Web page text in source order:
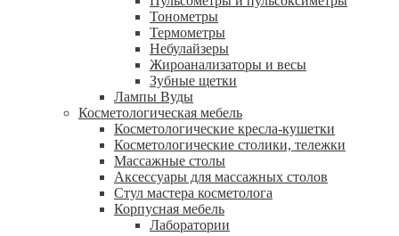
Тонометры
Термометры
Небулайзеры
Жироанализаторы и весы
Зубные щетки
Лампы Вуды
Косметологическая мебель
Косметологические кресла-кушетки
Косметологические столики, тележки
Массажные столы
Аксессуары для массажных столов
Стул мастера косметолога
Корпусная мебель
Лаборатории